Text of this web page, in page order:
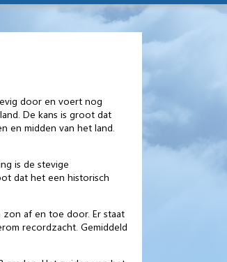
door en voert nog
De kans is groot dat
en midden van het land.
is de stevige
dat het een historisch
af en toe door. Er staat
recordzacht. Gemiddeld